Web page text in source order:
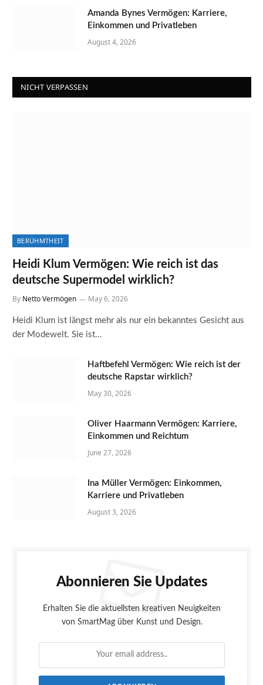
Amanda Bynes Vermögen: Karriere,
Einkommen und Privatleben
August 4, 2026
NICHT VERPASSEN
BERÜHMTHEIT
Heidi Klum Vermögen: Wie reich ist das
deutsche Supermodel wirklich?
By Netto Vermögen May 6, 2026
Heidi Klum ist längst mehr als nur ein bekanntes Gesicht aus
der Modewelt. Sie ist…
Haftbefehl Vermögen: Wie reich ist der
deutsche Rapstar wirklich?
May 30, 2026
Oliver Haarmann Vermögen: Karriere,
Einkommen und Reichtum
June 27, 2026
Ina Müller Vermögen: Einkommen,
Karriere und Privatleben
August 3, 2026
Abonnieren Sie Updates
Erhalten Sie die aktuellsten kreativen Neuigkeiten
von SmartMag über Kunst und Design.